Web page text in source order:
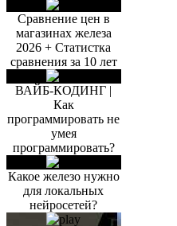
Сравнение цен в
магазинах железа
2026 + Статистка
сравнения за 10 лет
ВАЙБ-КОДИНГ |
Как
программировать не
умея
программировать?
Какое железо нужно
для локальных
нейросетей?